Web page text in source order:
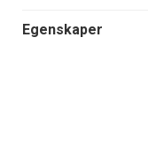
Egenskaper